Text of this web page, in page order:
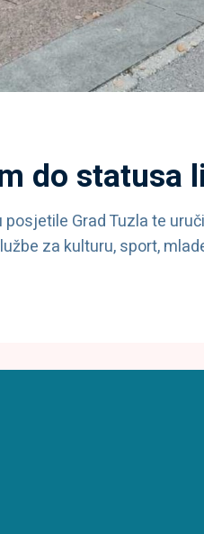
do statusa
Grad Tuzla te
za kulturu, sport,